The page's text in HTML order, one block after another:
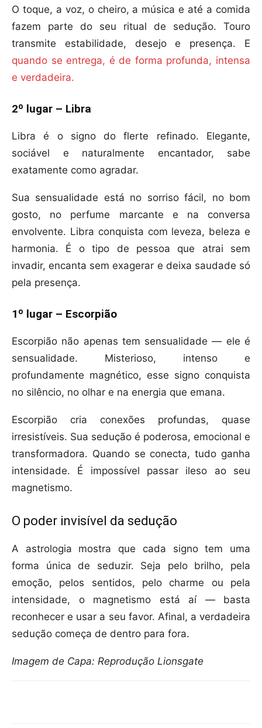
O toque, a voz, o cheiro, a música e até a comida
fazem parte do seu ritual de sedução. Touro
transmite estabilidade, desejo e presença. E
quando se entrega, é de forma profunda, intensa
e verdadeira.
2º lugar – Libra
Libra é o signo do flerte refinado. Elegante,
sociável e naturalmente encantador, sabe
exatamente como agradar.
Sua sensualidade está no sorriso fácil, no bom
gosto, no perfume marcante e na conversa
envolvente. Libra conquista com leveza, beleza e
harmonia. É o tipo de pessoa que atrai sem
invadir, encanta sem exagerar e deixa saudade só
pela presença.
1º lugar – Escorpião
Escorpião não apenas tem sensualidade — ele é
sensualidade. Misterioso, intenso e
profundamente magnético, esse signo conquista
no silêncio, no olhar e na energia que emana.
Escorpião cria conexões profundas, quase
irresistíveis. Sua sedução é poderosa, emocional e
transformadora. Quando se conecta, tudo ganha
intensidade. É impossível passar ileso ao seu
magnetismo.
O poder invisível da sedução
A astrologia mostra que cada signo tem uma
forma única de seduzir. Seja pelo brilho, pela
emoção, pelos sentidos, pelo charme ou pela
intensidade, o magnetismo está aí — basta
reconhecer e usar a seu favor. Afinal, a verdadeira
sedução começa de dentro para fora.
Imagem de Capa: Reprodução Lionsgate